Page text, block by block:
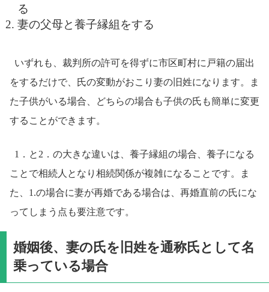
る
妻の父母と養子縁組をする
いずれも、裁判所の許可を得ずに市区町村に戸籍の届出
をするだけで、氏の変動がおこり妻の旧姓になります。ま
た子供がいる場合、どちらの場合も子供の氏も簡単に変更
することができます。
1．と2．の大きな違いは、養子縁組の場合、養子になる
ことで相続人となり相続関係が複雑になることです。ま
た、1.の場合に妻が再婚である場合は、再婚直前の氏にな
ってしまう点も要注意です。
婚姻後、妻の氏を旧姓を通称氏として名
乗っている場合